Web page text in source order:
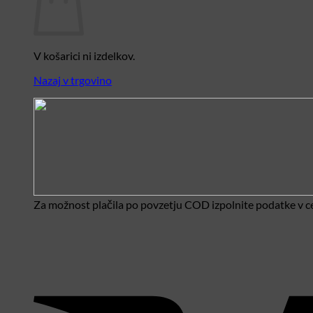
V košarici ni izdelkov.
Nazaj v trgovino
Za možnost plačila po povzetju COD izpolnite podatke v